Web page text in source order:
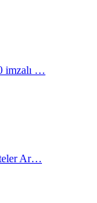
imzalı …
Ar…